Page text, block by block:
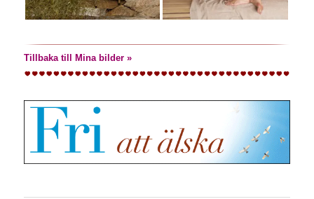
Tillbaka till Mina bilder »